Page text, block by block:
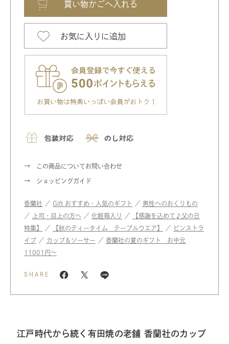
お気に入りに追加
この商品についてお問い合わせ
ショッピングガイド
香蘭社 ／ Gift おすすめ・人気のギフト ／ 男性へのおくりもの
／
上司・目上の方へ ／ 化粧箱入り ／
【感謝を込めて♪父の日
特集】
／ 【秋のティータイム テーブルウエア】 ／
ピンストラ
イプ ／ カップ＆ソーサー ／ 香蘭社の夏のギフト お中元
11001円〜
SHARE
江戸時代から続く有田焼の老舗 香蘭社のカップ